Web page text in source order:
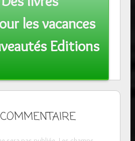
les vacances
Editions